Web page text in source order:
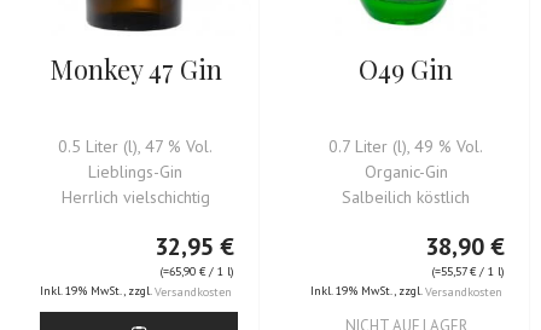
Monkey 47 Gin
0.5 Liter (l), 47 % Vol.
Lieblings-Gin
Herrlich vielschichtig
32,95 €
(=65,90 €/ 1 l)
Inkl. 19% MwSt., zzgl.Versandkosten
O49 Gin
0.7 Liter (l), 49 % Vol.
Organic-Gin
Salbeilich köstlich
38,90 €
(=55,57 €/ 1 l)
Inkl. 19% MwSt., zzgl.Versandkosten
NICHT AUF LAGER